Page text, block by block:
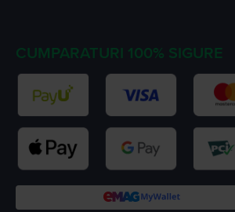
CUMPARATURI 100% SIGURE